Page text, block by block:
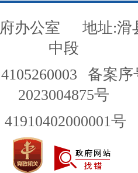
办公室
地址:滑
中段
备案序
2023004875号
号